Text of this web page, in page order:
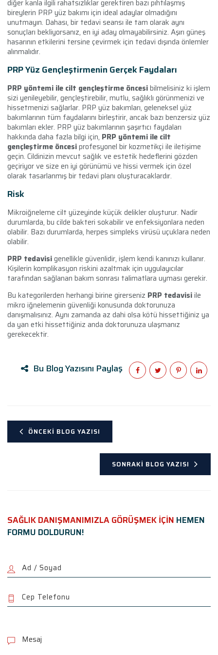
diğer kanla ilgili rahatsızlıklar gerektiren bazı pıhtılaşmış
bireylerin PRP yüz bakımı için ideal adaylar olmadığını
unutmayın. Dahası, bir tedavi seansı ile tam olarak aynı
sonuçları bekliyorsanız, en iyi aday olmayabilirsiniz. Aşırı güneş
hasarının etkilerini tersine çevirmek için tedavi dışında önlemler
alınmalıdır.
PRP Yüz Gençleştirmenin Gerçek Faydaları
PRP yöntemi ile cilt gençleştirme öncesibilmelisiniz ki işlem
sizi yenileyebilir, gençleştirebilir, mutlu, sağlıklı görünmenizi ve
hissetmenizi sağlarlar. PRP yüz bakımları, geleneksel yüz
bakımlarının tüm faydalarını birleştirir, ancak bazı benzersiz yüz
bakımları ekler. PRP yüz bakımlarının şaşırtıcı faydaları
hakkında daha fazla bilgi için, PRP yöntemi ile cilt
gençleştirme öncesiprofesyonel bir kozmetikçi ile iletişime
geçin. Cildinizin mevcut sağlık ve estetik hedeflerini gözden
geçiriyor ve size en iyi görünümü ve hissi vermek için özel
olarak tasarlanmış bir tedavi planı oluşturacaklardır.
Risk
Mikroiğneleme cilt yüzeyinde küçük delikler oluşturur. Nadir
durumlarda, bu cilde bakteri sokabilir ve enfeksiyonlara neden
olabilir. Bazı durumlarda, herpes simpleks virüsü uçuklara neden
olabilir.
PRP tedavisigenellikle güvenlidir, işlem kendi kanınızı kullanır.
Kişilerin komplikasyon riskini azaltmak için uygulayıcılar
tarafından sağlanan bakım sonrası talimatlara uyması gerekir.
Bu kategorilerden herhangi birine girerseniz PRP tedavisiile
mikro iğnelemenin güvenliği konusunda doktorunuza
danışmalısınız. Aynı zamanda az dahi olsa kötü hissettiğiniz ya
da yan etki hissettiğiniz anda doktorunuza ulaşmanız
gerekecektir.
Bu Blog Yazısını Paylaş
ÖNCEKI BLOG YAZISI
SONRAKI BLOG YAZISI
SAĞLIK DANIŞMANIMIZLA GÖRÜŞMEK İÇİN HEMEN
FORMU DOLDURUN!
l
e